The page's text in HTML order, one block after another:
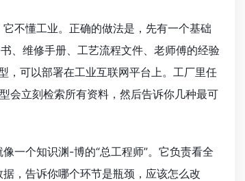
不懂工业。正确的做法是，先有一个基础
、维修手册、工艺流程文件、老师傅的经验
，可以部署在工业互联网平台上。工厂里任
会立刻检索所有资料，然后告诉你几种最可
一个知识渊-博的“总工程师”。它负责看全
，告诉你哪个环节是瓶颈，应该怎么改